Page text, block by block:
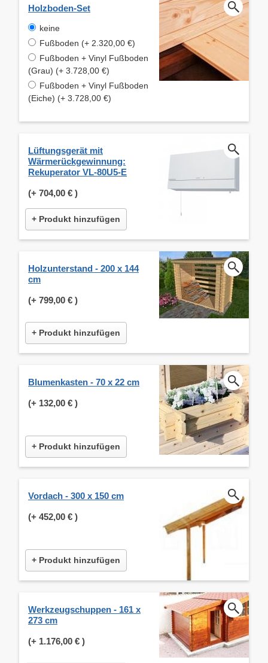
Holzboden-Set
keine
Fußboden (+ 2.320,00 €)
Fußboden + Vinyl Fußboden
(Grau) (+ 3.728,00 €)
Fußboden + Vinyl Fußboden
(Eiche) (+ 3.728,00 €)
Lüftungsgerät mit
Wärmerückgewinnung:
Rekuperator VL-80U5-E
(+ 704,00 € )
+ Produkt hinzufügen
Holzunterstand - 200 x 144
cm
(+ 799,00 € )
+ Produkt hinzufügen
Blumenkasten - 70 x 22 cm
(+ 132,00 € )
+ Produkt hinzufügen
Vordach - 300 x 150 cm
(+ 452,00 € )
+ Produkt hinzufügen
Werkzeugschuppen - 161 x
273 cm
(+ 1.176,00 € )